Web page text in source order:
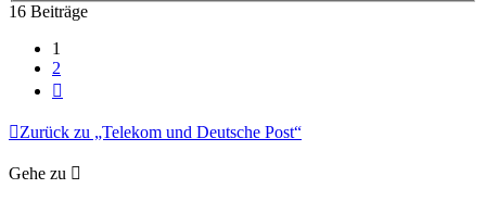
16 Beiträge
1
2
Zurück zu „Telekom und Deutsche Post“
Gehe zu